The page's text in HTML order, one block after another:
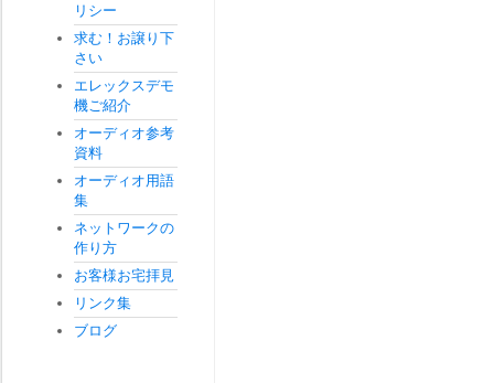
リシー
求む！お譲り下
さい
エレックスデモ
機ご紹介
オーディオ参考
資料
オーディオ用語
集
ネットワークの
作り方
お客様お宅拝見
リンク集
ブログ